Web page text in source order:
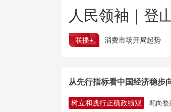
人民领袖｜登
联播+ 消费市场开局起势
从先行指标看中国经济稳步
树立和践行正确政绩观 靶向整